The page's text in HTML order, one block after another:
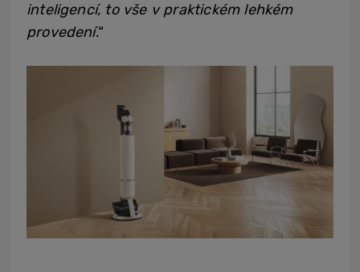
inteligencí, to vše v praktickém lehkém
provedení.“